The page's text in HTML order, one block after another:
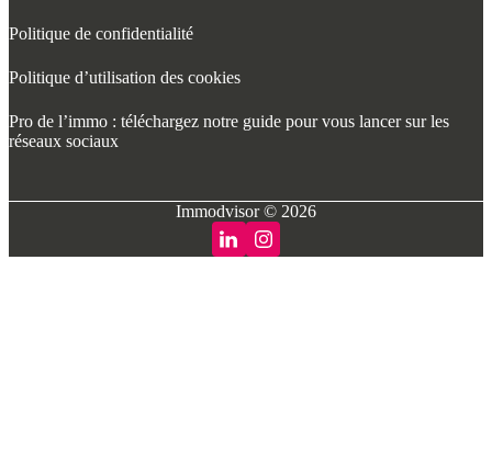
Politique de confidentialité
Politique d’utilisation des cookies
Pro de l’immo : téléchargez notre guide pour vous lancer sur les
réseaux sociaux
Immodvisor © 2026